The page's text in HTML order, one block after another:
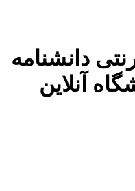
دانشنامه
آنلاین